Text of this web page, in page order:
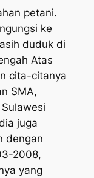
petani.
ke
duduk di
Atas
cita-citanya
SMA,
juga
dengan
2008,
yang